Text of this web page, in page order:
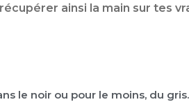
ainsi la main sur tes
le noir ou pour le moins, du